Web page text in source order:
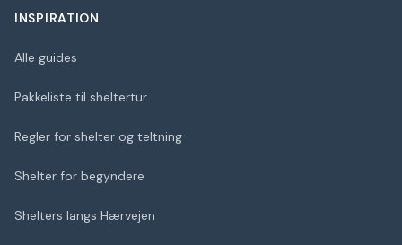
INSPIRATION
Alle guides
Pakkeliste til sheltertur
Regler for shelter og teltning
Shelter for begyndere
Shelters langs Hærvejen